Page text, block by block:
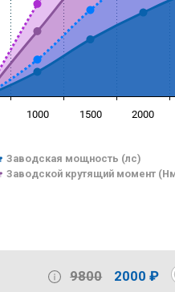
Заводская мощность (лс)
Заводской крутящий момент
1000 1500 2000
9800 2000 ₽